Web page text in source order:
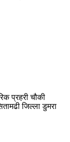
प्रहरी चौकी
जिल्ला डुमरा